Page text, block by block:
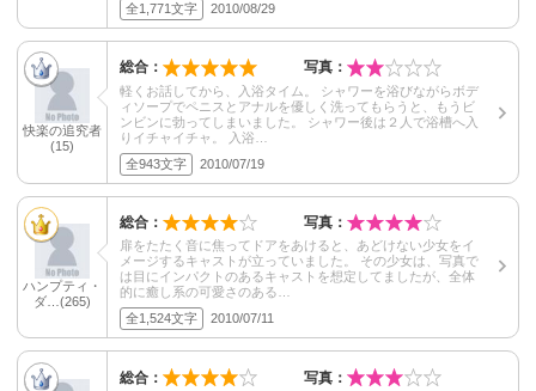
全1,771文字
2010/08/29
快楽の追究者
(15)
総合： 写真：
軽くお話してから、入浴タイム。 シャワーを浴びながらボデ
ィソープでペニスとアナルを優しく洗ってもらうと、もうビ
ンビンに勃ってしまいました。 シャワー後は２人で浴槽へ入
りイチャイチャ。 入浴…
全943文字
2010/07/19
ハンプティ・
ダ…(265)
総合： 写真：
扉をたたく音に焦ってドアをあけると、あどけない少女をイ
メージするキャストが立っていました。 その少女は、写真で
は目にインパクトのあるキャストを想定してましたが、全体
的に癒し系の可愛さのある…
全1,524文字
2010/07/11
総合： 写真：